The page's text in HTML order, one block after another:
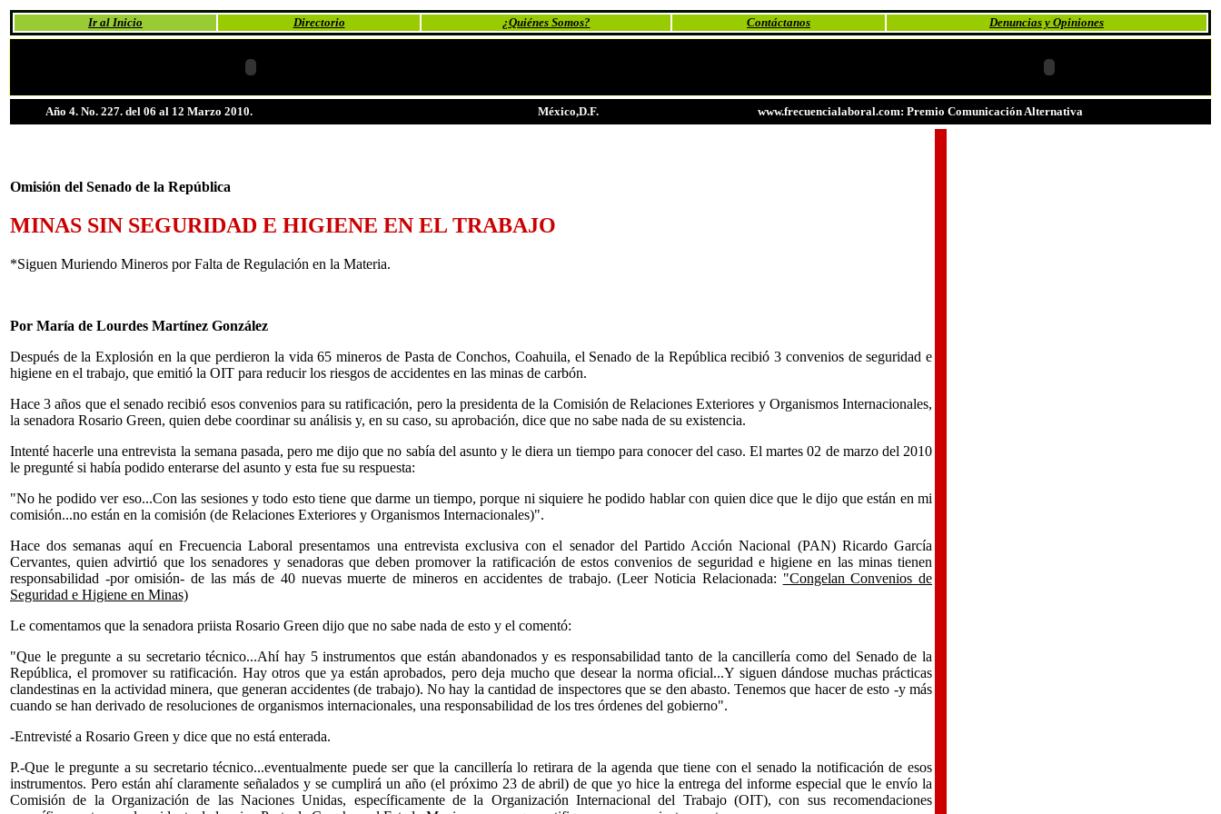
Ir al Inicio Directorio ¿Quiénes Somos? Contáctanos Denuncias y Opiniones
Año 4. No. 227. del 06 al 12 Marzo 2010. México,D.F. www.frecuencialaboral.com: Premio Comunicación Alternativa
Omisión del Senado de la República
MINAS SIN SEGURIDAD E HIGIENE EN EL TRABAJO
*Siguen Muriendo Mineros por Falta de Regulación en la Materia.
Por María de Lourdes Martínez González
Después de la Explosión en la que perdieron la vida 65 mineros de Pasta de Conchos, Coahuila, el Senado de la República recibió 3 convenios de seguridad e
higiene en el trabajo, que emitió la OIT para reducir los riesgos de accidentes en las minas de carbón.
Hace 3 años que el senado recibió esos convenios para su ratificación, pero la presidenta de la Comisión de Relaciones Exteriores y Organismos Internacionales,
la senadora Rosario Green, quien debe coordinar su análisis y, en su caso, su aprobación, dice que no sabe nada de su existencia.
Intenté hacerle una entrevista la semana pasada, pero me dijo que no sabía del asunto y le diera un tiempo para conocer del caso. El martes 02 de marzo del 2010
le pregunté si había podido enterarse del asunto y esta fue su respuesta:
"No he podido ver eso...Con las sesiones y todo esto tiene que darme un tiempo, porque ni siquiere he podido hablar con quien dice que le dijo que están en mi
comisión...no están en la comisión (de Relaciones Exteriores y Organismos Internacionales)".
Hace dos semanas aquí en Frecuencia Laboral presentamos una entrevista exclusiva con el senador del Partido Acción Nacional (PAN) Ricardo García
Cervantes, quien advirtió que los senadores y senadoras que deben promover la ratificación de estos convenios de seguridad e higiene en las minas tienen
responsabilidad -por omisión- de las más de 40 nuevas muerte de mineros en accidentes de trabajo. (Leer Noticia Relacionada: "Congelan Convenios de
Seguridad e Higiene en Minas)
Le comentamos que la senadora priista Rosario Green dijo que no sabe nada de esto y el comentó:
"Que le pregunte a su secretario técnico...Ahí hay 5 instrumentos que están abandonados y es responsabilidad tanto de la cancillería como del Senado de la
República, el promover su ratificación. Hay otros que ya están aprobados, pero deja mucho que desear la norma oficial...Y siguen dándose muchas prácticas
clandestinas en la actividad minera, que generan accidentes (de trabajo). No hay la cantidad de inspectores que se den abasto. Tenemos que hacer de esto -y más
cuando se han derivado de resoluciones de organismos internacionales, una responsabilidad de los tres órdenes del gobierno".
-Entrevisté a Rosario Green y dice que no está enterada.
P.-Que le pregunte a su secretario técnico...eventualmente puede ser que la cancillería lo retirara de la agenda que tiene con el senado la notificación de esos
instrumentos. Pero están ahí claramente señalados y se cumplirá un año (el próximo 23 de abril) de que yo hice la entrega del informe especial que le envío la
Comisión de la Organización de las Naciones Unidas, específicamente de la Organización Internacional del Trabajo (OIT), con sus recomendaciones